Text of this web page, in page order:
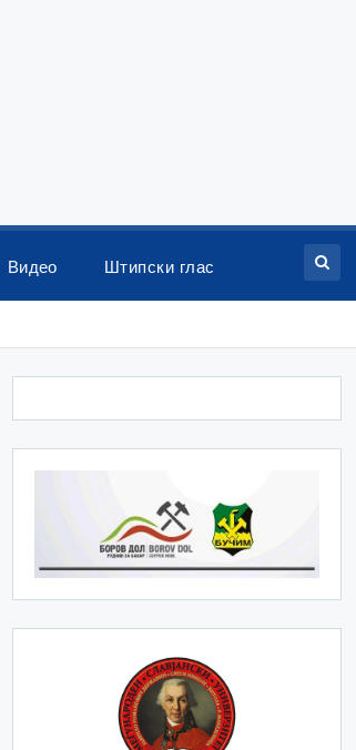
Видео Штипски глас